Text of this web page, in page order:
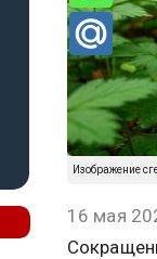
Изображение
16 мая